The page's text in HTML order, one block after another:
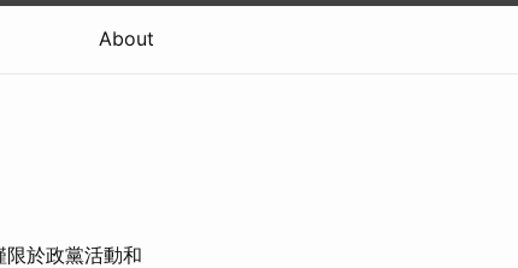
About
於政黨活動和